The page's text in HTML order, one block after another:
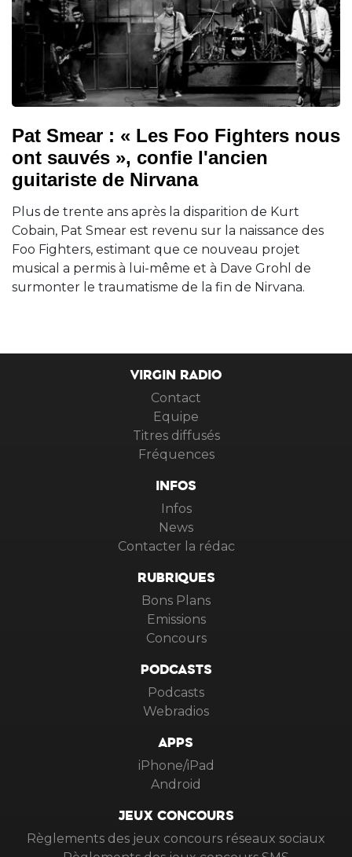
Pat Smear : « Les Foo Fighters nous
ont sauvés », confie l'ancien
guitariste de Nirvana
Plus de trente ans après la disparition de Kurt
Cobain, Pat Smear est revenu sur la naissance des
Foo Fighters, estimant que ce nouveau projet
musical a permis à lui-même et à Dave Grohl de
surmonter le traumatisme de la fin de Nirvana.
VIRGIN RADIO
Contact
Equipe
Titres diffusés
Fréquences
INFOS
Infos
News
Contacter la rédac
RUBRIQUES
Bons Plans
Emissions
Concours
PODCASTS
Podcasts
Webradios
APPS
iPhone/iPad
Android
JEUX CONCOURS
Règlements des jeux concours réseaux sociaux